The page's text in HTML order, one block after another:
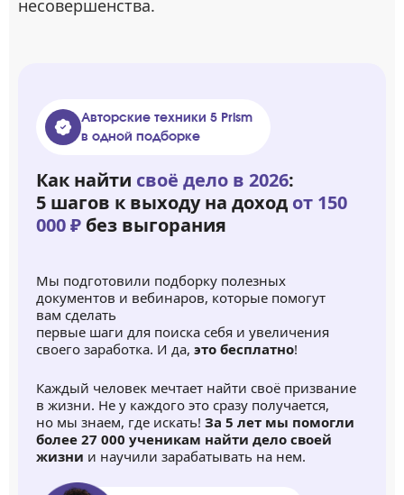
несовершенства.
Авторские техники 5 Prism
в одной подборке
Как найти своё дело в 2026:
5 шагов к выходу на доход от 150
000 ₽ без выгорания
Мы подготовили подборку полезных
документов и вебинаров, которые помогут
вам сделать
первые шаги для поиска себя и увеличения
своего заработка. И да, это бесплатно!
Каждый человек мечтает найти своё призвание
в жизни. Не у каждого это сразу получается,
но мы знаем, где искать! За 5 лет мы помогли
более 27 000 ученикам найти дело своей
жизни и научили зарабатывать на нем.